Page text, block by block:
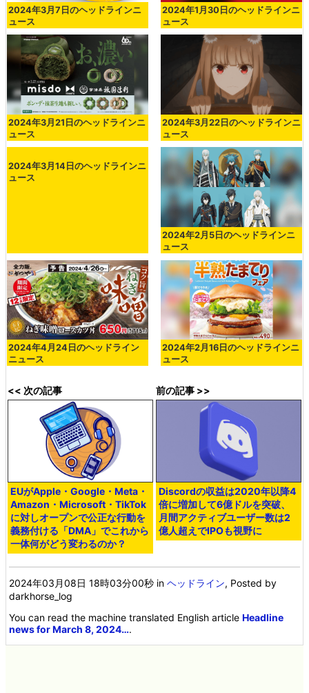
2024年3月7日のヘッドラインニ
ュース
2024年1月30日のヘッドラインニ
ュース
2024年3月21日のヘッドラインニ
ュース
2024年3月22日のヘッドラインニ
ュース
2024年3月14日のヘッドラインニ
ュース
2024年2月5日のヘッドラインニ
ュース
2024年4月24日のヘッドライン
ニュース
2024年2月16日のヘッドラインニ
ュース
<< 次の記事
EUがApple・Google・Meta・
Amazon・Microsoft・TikTok
に対しオープンで公正な行動を
義務付ける「DMA」でこれから
一体何がどう変わるのか？
前の記事 >>
Discordの収益は2020年以降4
倍に増加して6億ドルを突破、
月間アクティブユーザー数は2
億人超えでIPOも視野に
2024年03月08日 18時03分00秒 inヘッドライン, Posted by
darkhorse_log
You can read the machine translated English articleHeadline
news for March 8, 2024….